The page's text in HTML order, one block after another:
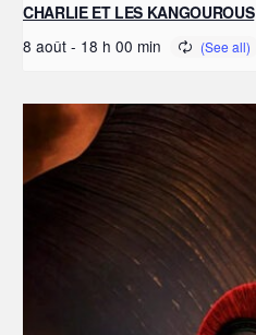
CHARLIE ET LES KANGOUROUS
8 août - 18 h 00 min